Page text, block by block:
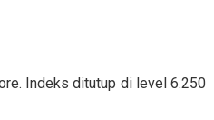
Indeks ditutup di level 6.250